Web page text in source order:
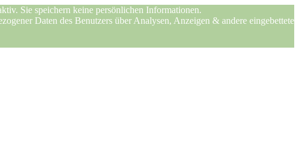
Sie speichern keine persönlichen Informationen.
Daten des Benutzers über Analysen, Anzeigen & andere eingebettete